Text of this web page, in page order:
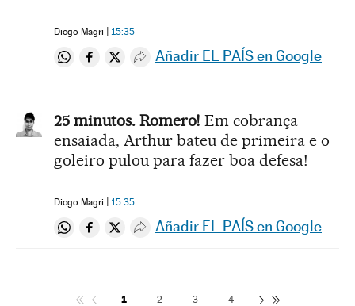
Diogo Magri 15:35
Compartir en Whatsapp
Compartir en Facebook
Compartir en Twitter
Desplegar Redes Sociales
Añadir EL PAÍS en Google
25 minutos. Romero! Em cobrança
ensaiada, Arthur bateu de primeira e o
goleiro pulou para fazer boa defesa!
Diogo Magri 15:35
Compartir en Whatsapp
Compartir en Facebook
Compartir en Twitter
Desplegar Redes Sociales
Añadir EL PAÍS en Google
1 2 3 4